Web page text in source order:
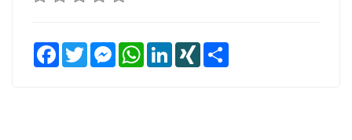
FacebookTwitter MessengerWhatsAppLinkedInXING